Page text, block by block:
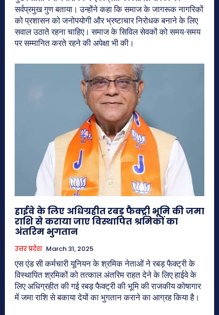
सर्वप्रमुख गुण बताया। उन्होंने कहा कि समाज के जागरूक नागरिकों
को प्रशासन को जनोपयोगी और भ्रष्टाचार निरोधक बनाने के लिए
सवाल उठाते रहना चाहिए। समाज के सिविल सेवकों को समय-समय
पर सम्मानित करते रहने की अपेक्षा भी की।
हाईवे के लिए अधिग्रहीत रबड़ फैक्ट्री भूमि की जमा
राशि से कराया जाए विस्थापित श्रमिकों का
अंतरिम भुगतान
उत्तर प्रदेश March 31, 2025
एस एंड सी कर्मचारी यूनियन के श्रमिक नेताओं ने रबड़ फैक्ट्री के
विस्थापित श्रमिकों को तत्काल अंतरिम राहत देने के लिए हाईवे के
लिए अधिग्रहीत की गई रबड़ फैक्ट्री की भूमि की राजकीय कोषागार
में जमा राशि से बकाया देयों का भुगतान कराने का आग्रह किया है।